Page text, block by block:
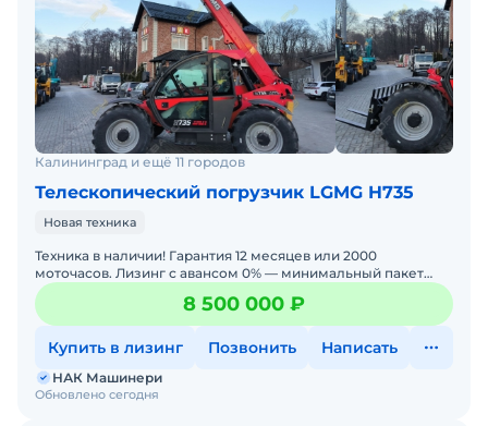
Калининград и ещё 11 городов
Телескопический погрузчик LGMG H735
Новая техника
Техника в наличии! Гарантия 12 месяцев или 2000
моточасов. Лизинг с авансом 0% — минимальный пакет
документов. Доставка по всей России и любая форма
оплаты:
8 500 000 ₽
Купить в лизинг Позвонить Написать
Обновлено сегодня
НАК Машинери